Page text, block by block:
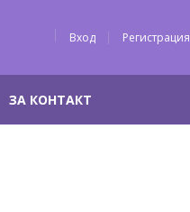
Вход Регистрация
ЗА КОНТАКТ